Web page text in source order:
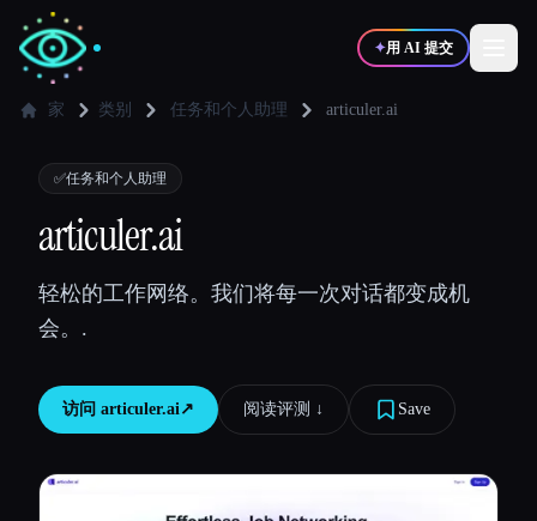
✦用 AI 提交
✍️写作者
💻
🎓 学生
家 类别 任务和个人助理 articuler.ai
✅任务和个人助理
articuler.ai
轻松的工作网络。我们将每一次对话都变成机
会。.
访问 articuler.ai↗︎ 阅读评测 ↓︎ Save